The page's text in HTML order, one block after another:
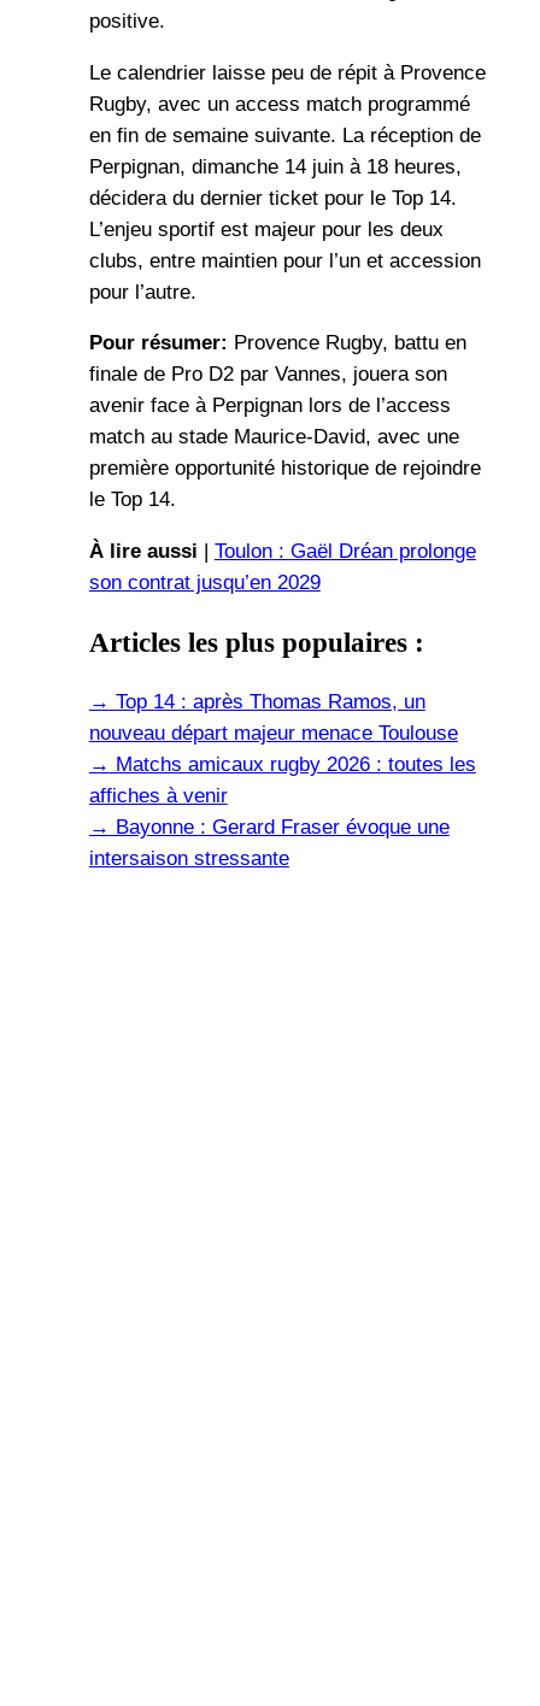
positive.
Le calendrier laisse peu de répit à Provence
Rugby, avec un access match programmé
en fin de semaine suivante. La réception de
Perpignan, dimanche 14 juin à 18 heures,
décidera du dernier ticket pour le Top 14.
L’enjeu sportif est majeur pour les deux
clubs, entre maintien pour l’un et accession
pour l’autre.
Pour résumer: Provence Rugby, battu en
finale de Pro D2 par Vannes, jouera son
avenir face à Perpignan lors de l’access
match au stade Maurice-David, avec une
première opportunité historique de rejoindre
le Top 14.
À lire aussi
Toulon : Gaël Dréan prolonge
son contrat jusqu’en 2029
Articles les plus populaires :
→ Top 14 : après Thomas Ramos, un
nouveau départ majeur menace Toulouse
→ Matchs amicaux rugby 2026 : toutes les
affiches à venir
→ Bayonne : Gerard Fraser évoque une
intersaison stressante